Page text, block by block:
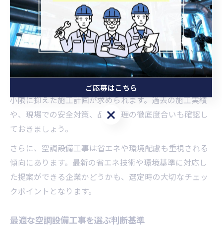
現場で必要とされる空調機能は異なります。施工会社が
現場調査から設計、施工、アフターサポートまで一貫し
て対応できる体制を持っているかが信頼性のポイントと
なります。
また、工事中の安全管理や工期の遵守も評価基準です。
特にビルの稼働中や商業施設では、利用者への影響を最
小限に抑えた施工計画が求められます。過去の施工実績
や、現場での安全対策、品質管理の徹底度合いも確認し
ておきましょう。
さらに、空調設備工事は省エネや環境配慮も重視される
傾向にあります。最新の省エネ技術や環境基準に対応し
た提案ができる企業かどうかも、選定時の大切なチェッ
クポイントとなります。
最適な空調設備工事を選ぶ判断基準
ご応募はこちら
ご応募はこちら